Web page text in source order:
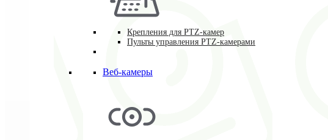
Крепления для PTZ-камер
Пульты управления PTZ-камерами
Веб-камеры